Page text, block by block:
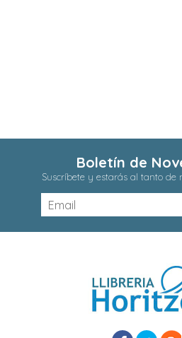
Boletín de
Suscríbete y estarás al tanto de